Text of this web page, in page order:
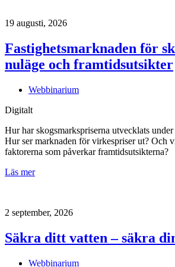
19 augusti, 2026
Fastighetsmarknaden för
nuläge och framtidsutsikter
Webbinarium
Digitalt
Hur har skogsmarkspriserna utvecklats
Hur ser marknaden för virkespriser ut? Och
faktorerna som påverkar framtidsutsikterna?
Läs mer
2 september, 2026
Säkra ditt vatten – säkra
Webbinarium